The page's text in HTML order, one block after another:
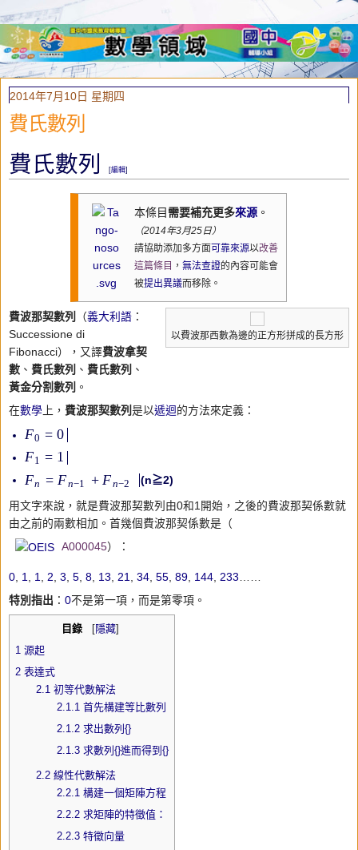
2014年7月10日 星期四
費氏數列
費氏數列 [編輯]
本條目 需要補充更多來源 。
（2014年3月25日）
請協助添加多方面可靠來源以改善
這篇條目 ，無法查證的內容可能會
被提出異議而移除。
以費波那西數為邊的正方形拼成的長方形
費波那契數列 （義大利語 ：
Successione di
Fibonacci），又譯費波拿契
數 、 費氏數列 、 費氏數列 、
黃金分割數列 。
在數學 上， 費波那契數列 是以遞迴的方法來定義：
F0 = 0
F1 = 1
Fn = Fn−1 + Fn−2
(n≧2)
用文字來說，就是費波那契數列由0和1開始，之後的費波那契係數就
由之前的兩數相加。首幾個費波那契係數是（
A000045）：
0 1 1 2 3 5 8 13 21 34 55 89 144 233
特別指出 ： 0不是第一項，而是第零項。
目錄 [隱藏]
1 源起
2 表達式
2.1 初等代數解法
2.1.1 首先構建等比數列
2.1.2 求出數列{}
2.1.3 求數列{}進而得到{}
2.2 線性代數解法
2.2.1 構建一個矩陣方程
2.2.2 求矩陣的特徵值：
2.2.3 特徵向量